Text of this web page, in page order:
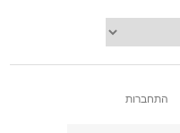
התחברות